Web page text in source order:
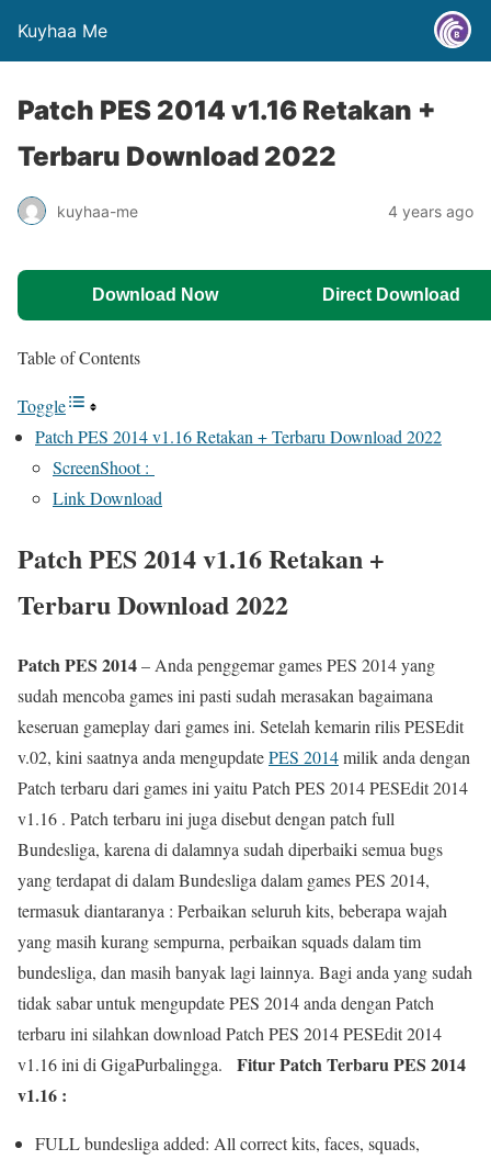
Kuyhaa Me
Patch PES 2014 v1.16 Retakan +
Terbaru Download 2022
kuyhaa-me 4 years ago
Download Now Direct Download
Table of Contents
Toggle
Patch PES 2014 v1.16 Retakan + Terbaru Download 2022
ScreenShoot :
Link Download
Patch PES 2014 v1.16 Retakan +
Terbaru Download 2022
Patch PES 2014– Anda penggemar games PES 2014 yang
sudah mencoba games ini pasti sudah merasakan bagaimana
keseruan gameplay dari games ini. Setelah kemarin rilis PESEdit
v.02, kini saatnya anda mengupdatePES 2014milik anda dengan
Patch terbaru dari games ini yaitu Patch PES 2014 PESEdit 2014
v1.16 . Patch terbaru ini juga disebut dengan patch full
Bundesliga, karena di dalamnya sudah diperbaiki semua bugs
yang terdapat di dalam Bundesliga dalam games PES 2014,
termasuk diantaranya : Perbaikan seluruh kits, beberapa wajah
yang masih kurang sempurna, perbaikan squads dalam tim
bundesliga, dan masih banyak lagi lainnya. Bagi anda yang sudah
tidak sabar untuk mengupdate PES 2014 anda dengan Patch
terbaru ini silahkan download Patch PES 2014 PESEdit 2014
v1.16 ini di GigaPurbalingga. Fitur Patch Terbaru PES 2014
v1.16 :
FULL bundesliga added: All correct kits, faces, squads,